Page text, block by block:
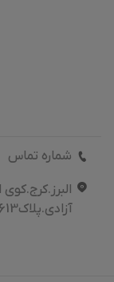
شماره تماس
آزادی.پلاک613.طبقه1